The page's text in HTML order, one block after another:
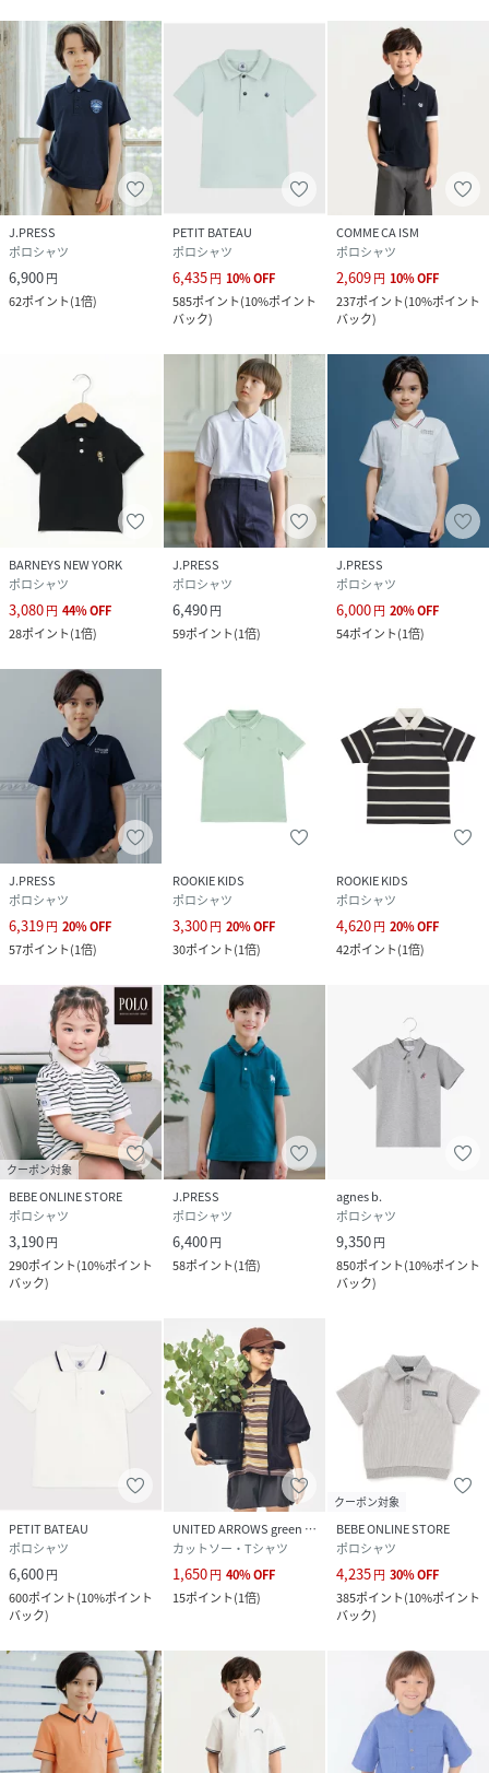
J.PRESS
ポロシャツ
6,900円
62ポイント(1倍)
PETIT BATEAU
ポロシャツ
6,435円 10%OFF
585ポイント(10%ポイント
バック)
COMME CA ISM
ポロシャツ
2,609円 10%OFF
237ポイント(10%ポイント
バック)
BARNEYS NEW YORK
ポロシャツ
3,080円 44%OFF
28ポイント(1倍)
J.PRESS
ポロシャツ
6,490円
59ポイント(1倍)
J.PRESS
ポロシャツ
6,000円 20%OFF
54ポイント(1倍)
J.PRESS
ポロシャツ
6,319円 20%OFF
57ポイント(1倍)
ROOKIE KIDS
ポロシャツ
3,300円 20%OFF
30ポイント(1倍)
ROOKIE KIDS
ポロシャツ
4,620円 20%OFF
42ポイント(1倍)
クーポン対象
BEBE ONLINE STORE
ポロシャツ
3,190円
290ポイント(10%ポイント
バック)
J.PRESS
ポロシャツ
6,400円
58ポイント(1倍)
agnes b.
ポロシャツ
9,350円
850ポイント(10%ポイント
バック)
PETIT BATEAU
ポロシャツ
6,600円
600ポイント(10%ポイント
バック)
UNITED ARROWS green label relaxing
カットソー・Tシャツ
1,650円 40%OFF
15ポイント(1倍)
クーポン対象
BEBE ONLINE STORE
ポロシャツ
4,235円 30%OFF
385ポイント(10%ポイント
バック)